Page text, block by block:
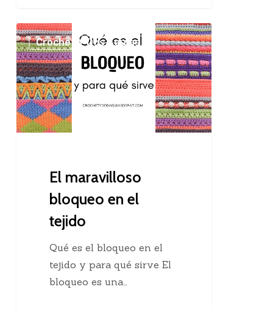
El
maravilloso
bloqueo
en
el
tejido
Crochet Y Dos Agujas
El maravilloso
bloqueo en el
tejido
Qué es el bloqueo en el
tejido y para qué sirve El
bloqueo es una…